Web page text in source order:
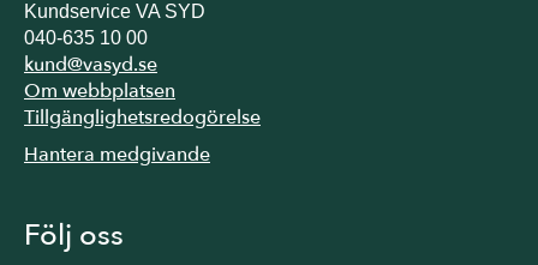
Följ oss
Kundservice VA SYD
040-635 10 00
kund@vasyd.se
Om webbplatsen
Tillgänglighetsredogörelse
Hantera medgivande